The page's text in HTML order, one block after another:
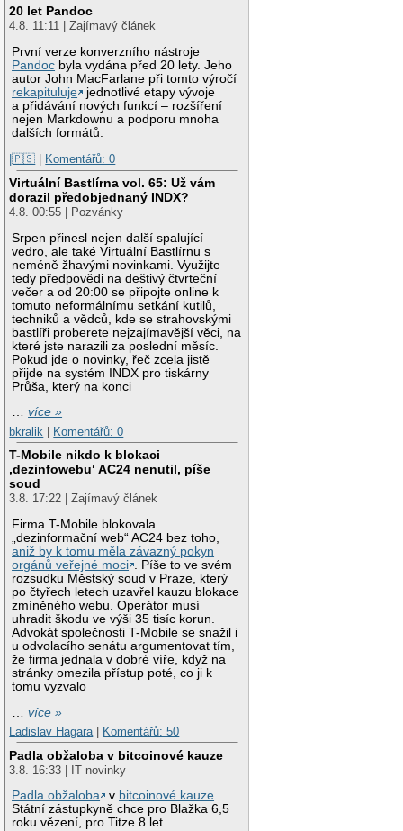
20 let Pandoc
4.8. 11:11 | Zajímavý článek
První verze konverzního nástroje
Pandoc byla vydána před 20 lety. Jeho
autor John MacFarlane při tomto výročí
rekapituluje
jednotlivé etapy vývoje
a přidávání nových funkcí – rozšíření
nejen Markdownu a podporu mnoha
dalších formátů.
|🇵🇸
Komentářů: 0
Virtuální Bastlírna vol. 65: Už vám
dorazil předobjednaný INDX?
4.8. 00:55 | Pozvánky
Srpen přinesl nejen další spalující
vedro, ale také Virtuální Bastlírnu s
neméně žhavými novinkami. Využijte
tedy předpovědi na deštivý čtvrteční
večer a od 20:00 se připojte online k
tomuto neformálnímu setkání kutilů,
techniků a vědců, kde se strahovskými
bastlíři proberete nejzajímavější věci, na
které jste narazili za poslední měsíc.
Pokud jde o novinky, řeč zcela jistě
přijde na systém INDX pro tiskárny
Průša, který na konci
…více »
bkralik | Komentářů: 0
T-Mobile nikdo k blokaci
‚dezinfowebu‘ AC24 nenutil, píše
soud
3.8. 17:22 | Zajímavý článek
Firma T-Mobile blokovala
„dezinformační web“ AC24 bez toho,
aniž by k tomu měla závazný pokyn
orgánů veřejné moci
. Píše to ve svém
rozsudku Městský soud v Praze, který
po čtyřech letech uzavřel kauzu blokace
zmíněného webu. Operátor musí
uhradit škodu ve výši 35 tisíc korun.
Advokát společnosti T-Mobile se snažil i
u odvolacího senátu argumentovat tím,
že firma jednala v dobré víře, když na
stránky omezila přístup poté, co ji k
tomu vyzvalo
…více »
Ladislav Hagara| Komentářů: 50
Padla obžaloba v bitcoinové kauze
3.8. 16:33 | IT novinky
Padla obžaloba
v bitcoinové kauze.
Státní zástupkyně chce pro Blažka 6,5
roku vězení, pro Titze 8 let.